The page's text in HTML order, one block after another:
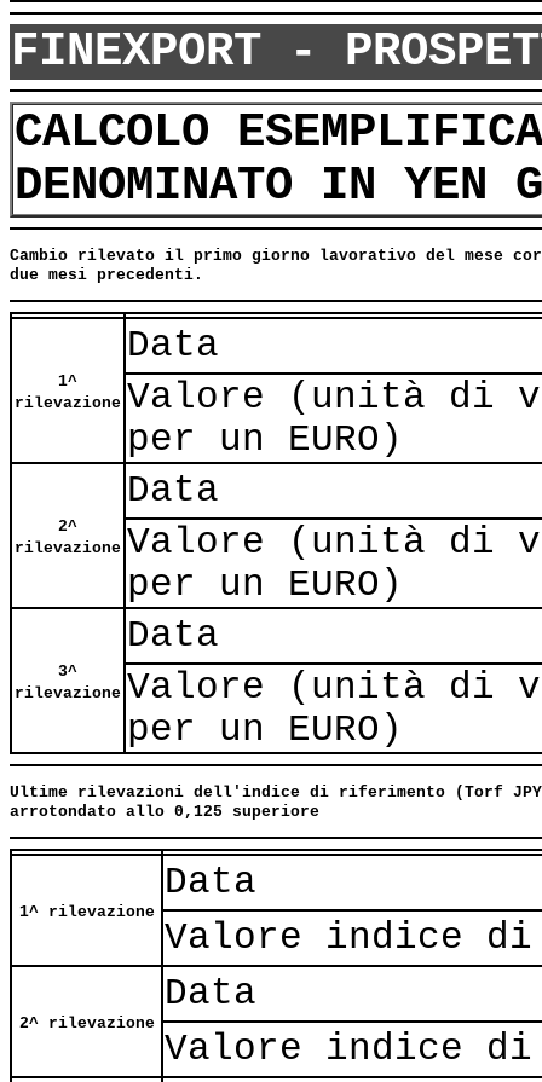
FINEXPORT -
CALCOLO
DENOMINATO IN YEN
Cambio rilevato il primo giorno lavorativo del mese
due mesi precedenti.
1^
rilevazione
Data
Valore (unità di
per un EURO)
2^
rilevazione
Data
Valore (unità di
per un EURO)
3^
rilevazione
Data
Valore (unità di
per un EURO)
Ultime rilevazioni dell'indice di riferimento (Torf JPY
arrotondato allo 0,125 superiore
1^ rilevazione
Data
Valore indice
2^ rilevazione
Data
Valore indice